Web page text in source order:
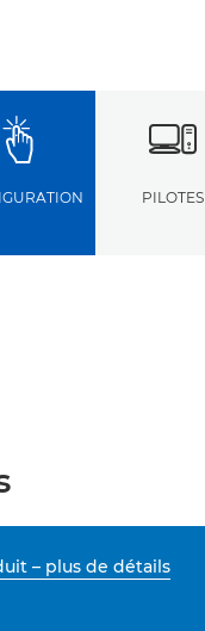
PILOTES
– plus de détails